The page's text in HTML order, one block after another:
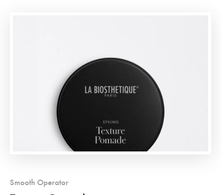
Smooth Operator